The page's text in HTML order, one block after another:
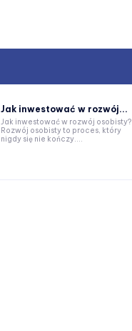
Jak inwestować w rozwój...
Jak inwestować w rozwój osobisty?
Rozwój osobisty to proces, który
nigdy się nie kończy....